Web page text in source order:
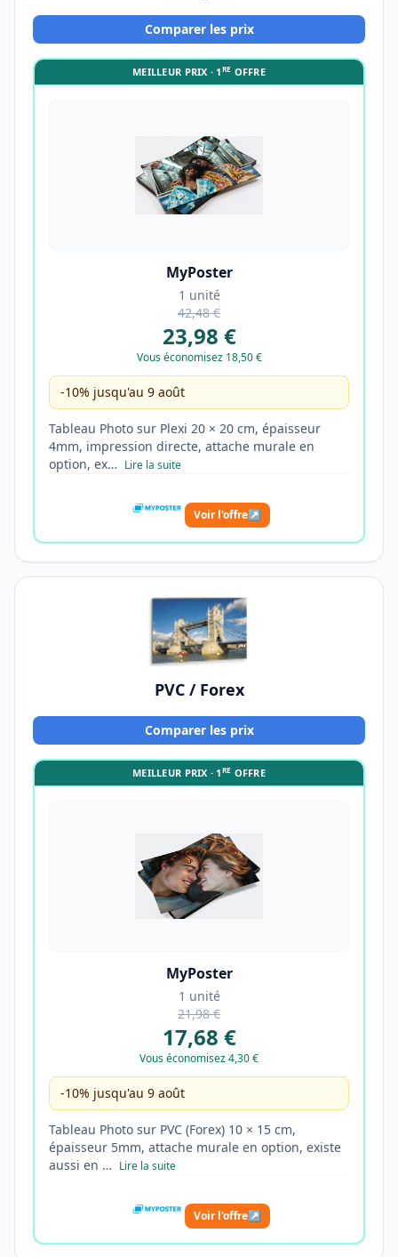
Comparer les prix
MEILLEUR PRIX · 1RE OFFRE
MyPoster
1 unité
42,48 €
23,98 €
Vous économisez 18,50 €
-10% jusqu'au 9 août
Tableau Photo sur Plexi 20 × 20 cm, épaisseur
4mm, impression directe, attache murale en
option, ex… Lire la suite
Voir l'offre↗
PVC / Forex
Comparer les prix
MEILLEUR PRIX · 1RE OFFRE
MyPoster
1 unité
21,98 €
17,68 €
Vous économisez 4,30 €
-10% jusqu'au 9 août
Tableau Photo sur PVC (Forex) 10 × 15 cm,
épaisseur 5mm, attache murale en option, existe
aussi en … Lire la suite
Voir l'offre↗